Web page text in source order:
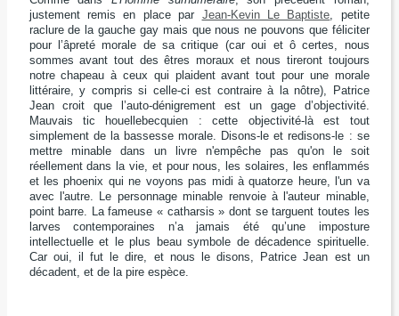
justement remis en place par Jean-Kevin Le Baptiste, petite
raclure de la gauche gay mais que nous ne pouvons que féliciter
pour l’âpreté morale de sa critique (car oui et ô certes, nous
sommes avant tout des êtres moraux et nous tireront toujours
notre chapeau à ceux qui plaident avant tout pour une morale
littéraire, y compris si celle-ci est contraire à la nôtre), Patrice
Jean croit que l’auto-dénigrement est un gage d’objectivité.
Mauvais tic houellebecquien : cette objectivité-là est tout
simplement de la bassesse morale. Disons-le et redisons-le : se
mettre minable dans un livre n'empêche pas qu'on le soit
réellement dans la vie, et pour nous, les solaires, les enflammés
et les phoenix qui ne voyons pas midi à quatorze heure, l'un va
avec l'autre. Le personnage minable renvoie à l'auteur minable,
point barre. La fameuse « catharsis » dont se targuent toutes les
larves contemporaines n’a jamais été qu’une imposture
intellectuelle et le plus beau symbole de décadence spirituelle.
Car oui, il fut le dire, et nous le disons, Patrice Jean est un
décadent, et de la pire espèce.